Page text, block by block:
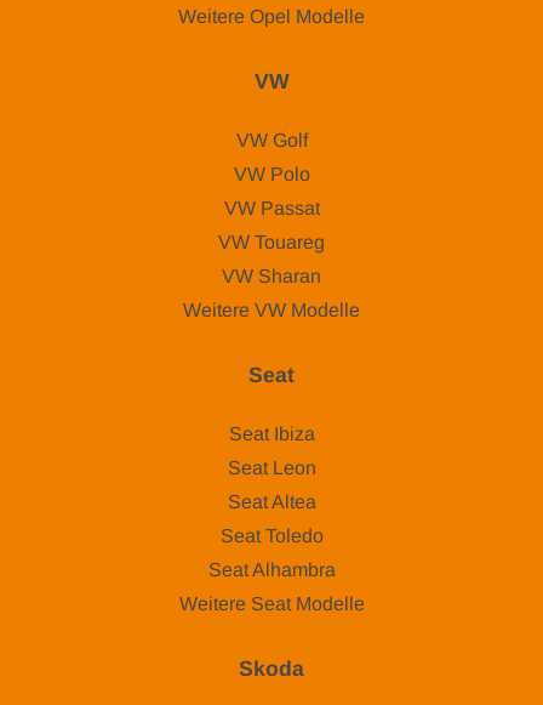
Weitere Opel Modelle
VW
VW Golf
VW Polo
VW Passat
VW Touareg
VW Sharan
Weitere VW Modelle
Seat
Seat Ibiza
Seat Leon
Seat Altea
Seat Toledo
Seat Alhambra
Weitere Seat Modelle
Skoda